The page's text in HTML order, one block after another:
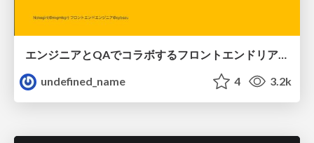
エンジニアとQAでコラボするフロントエンドリアーキテクチャ開発の事例
undefined_name
4 3.2k